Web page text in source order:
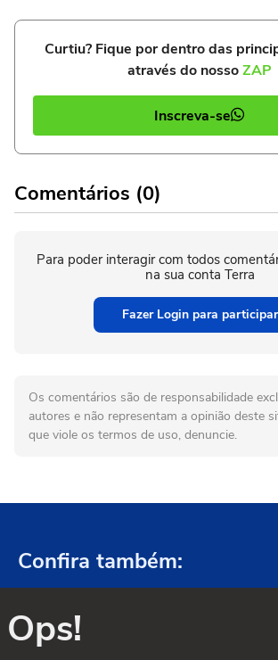
Curtiu? Fique por dentro das
através do nossoZAP
Inscreva-se
Comentários (0)
Para poder interagir com todos
na sua conta Terra
Fazer Login para participar
Os comentários são de responsabilidade
autores e não representam a opinião deste
que viole os termos de uso, denuncie.
Confira também:
Ops!